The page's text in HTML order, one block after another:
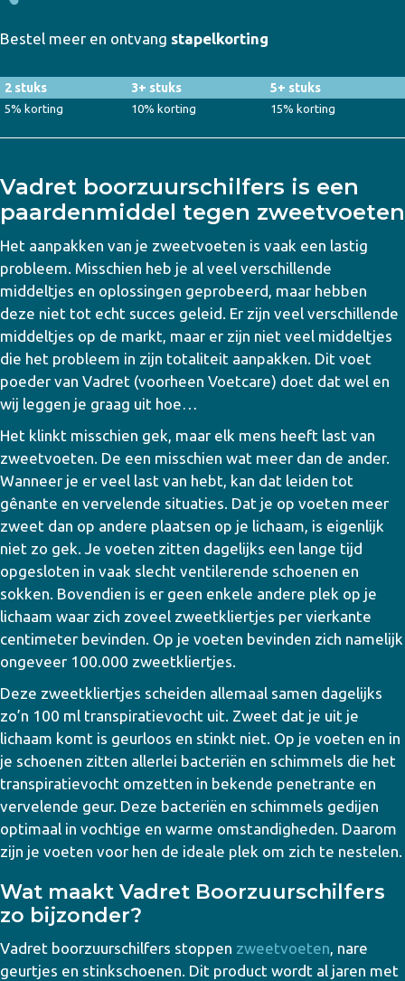
Bestel meer en ontvang stapelkorting
2 stuks 3+ stuks 5+ stuks
5% korting 10% korting 15% korting
Vadret boorzuurschilfers is een
paardenmiddel tegen zweetvoeten
Het aanpakken van je zweetvoeten is vaak een lastig
probleem. Misschien heb je al veel verschillende
middeltjes en oplossingen geprobeerd, maar hebben
deze niet tot echt succes geleid. Er zijn veel verschillende
middeltjes op de markt, maar er zijn niet veel middeltjes
die het probleem in zijn totaliteit aanpakken. Dit voet
poeder van Vadret (voorheen Voetcare) doet dat wel en
wij leggen je graag uit hoe…
Het klinkt misschien gek, maar elk mens heeft last van
zweetvoeten. De een misschien wat meer dan de ander.
Wanneer je er veel last van hebt, kan dat leiden tot
gênante en vervelende situaties. Dat je op voeten meer
zweet dan op andere plaatsen op je lichaam, is eigenlijk
niet zo gek. Je voeten zitten dagelijks een lange tijd
opgesloten in vaak slecht ventilerende schoenen en
sokken. Bovendien is er geen enkele andere plek op je
lichaam waar zich zoveel zweetkliertjes per vierkante
centimeter bevinden. Op je voeten bevinden zich namelijk
ongeveer 100.000 zweetkliertjes.
Deze zweetkliertjes scheiden allemaal samen dagelijks
zo’n 100 ml transpiratievocht uit. Zweet dat je uit je
lichaam komt is geurloos en stinkt niet. Op je voeten en in
je schoenen zitten allerlei bacteriën en schimmels die het
transpiratievocht omzetten in bekende penetrante en
vervelende geur. Deze bacteriën en schimmels gedijen
optimaal in vochtige en warme omstandigheden. Daarom
zijn je voeten voor hen de ideale plek om zich te nestelen.
Wat maakt Vadret Boorzuurschilfers
zo bijzonder?
Vadret boorzuurschilfers stoppen zweetvoeten, nare
geurtjes en stinkschoenen. Dit product wordt al jaren met